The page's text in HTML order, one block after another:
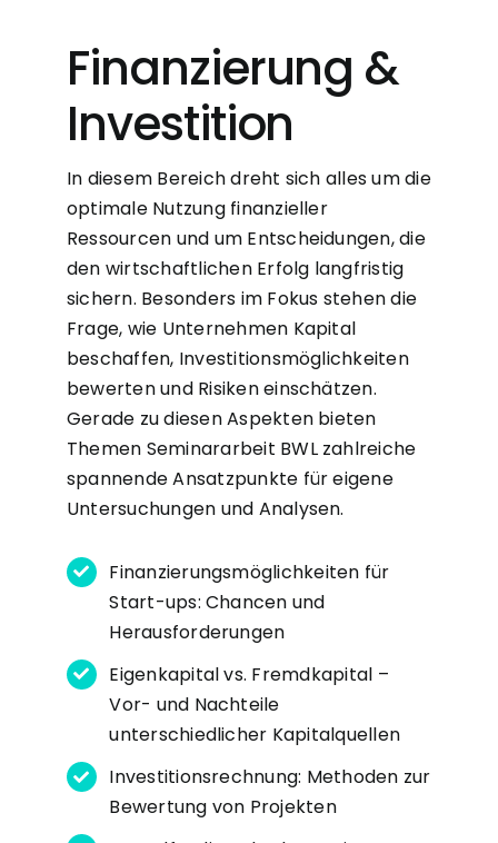
Finanzierung &
Investition
In diesem Bereich dreht sich alles um die
optimale Nutzung finanzieller
Ressourcen und um Entscheidungen, die
den wirtschaftlichen Erfolg langfristig
sichern. Besonders im Fokus stehen die
Frage, wie Unternehmen Kapital
beschaffen, Investitionsmöglichkeiten
bewerten und Risiken einschätzen.
Gerade zu diesen Aspekten bieten
Themen Seminararbeit BWL zahlreiche
spannende Ansatzpunkte für eigene
Untersuchungen und Analysen.
Finanzierungsmöglichkeiten für
Start-ups: Chancen und
Herausforderungen
Eigenkapital vs. Fremdkapital –
Vor- und Nachteile
unterschiedlicher Kapitalquellen
Investitionsrechnung: Methoden zur
Bewertung von Projekten